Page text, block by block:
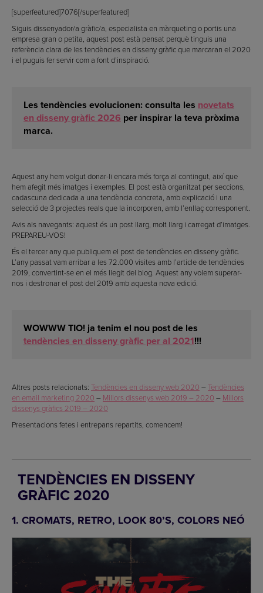
[superfeatured]7076[/superfeatured]
Siguis dissenyador/a gràfic/a, especialista en màrqueting o portis una
empresa gran o petita, aquest post està pensat perquè tinguis una
referència clara de les tendències en disseny gràfic que marcaran el 2020
i el puguis fer servir com a font d’inspiració.
Les tendències evolucionen: consulta les novetats
en disseny gràfic 2026 per inspirar la teva pròxima
marca.
Aquest any hem volgut donar-li encara més força al contingut, així que
hem afegit més imatges i exemples. El post està organitzat per seccions,
cadascuna dedicada a una tendència concreta, amb explicació i una
selecció de 3 projectes reals que la incorporen, amb l’enllaç corresponent.
Avis als navegants: aquest és un post llarg, molt llarg i carregat d’imatges.
PREPAREU-VOS!
És el tercer any que publiquem el post de tendències en disseny gràfic.
L’any passat vam arribar a les 72.000 visites amb l’article de tendències
2019, convertint-se en el més llegit del blog. Aquest any volem superar-
nos i destronar el post del 2019 amb aquesta nova edició.
WOWWW TIO! ja tenim el nou post de les
tendències en disseny gràfic per al 2021!!!
Altres posts relacionats: Tendències en disseny web 2020 –Tendències
en email marketing 2020 – Millors dissenys web 2019 – 2020 – Millors
dissenys gràfics 2019 – 2020
Presentacions fetes i entrepans repartits, comencem!
TENDÈNCIES EN DISSENY
GRÀFIC 2020
1. CROMATS, RETRO, LOOK 80’S, COLORS NEÓ